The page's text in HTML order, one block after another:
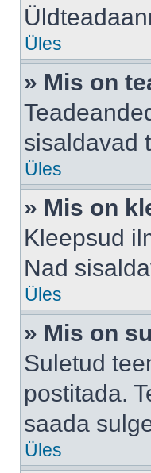
Üles
» Mis on
sisaldavad
Üles
» Mis on
Kleepsud
Nad
Üles
» Mis on
Suletud
postitada.
saada
Üles